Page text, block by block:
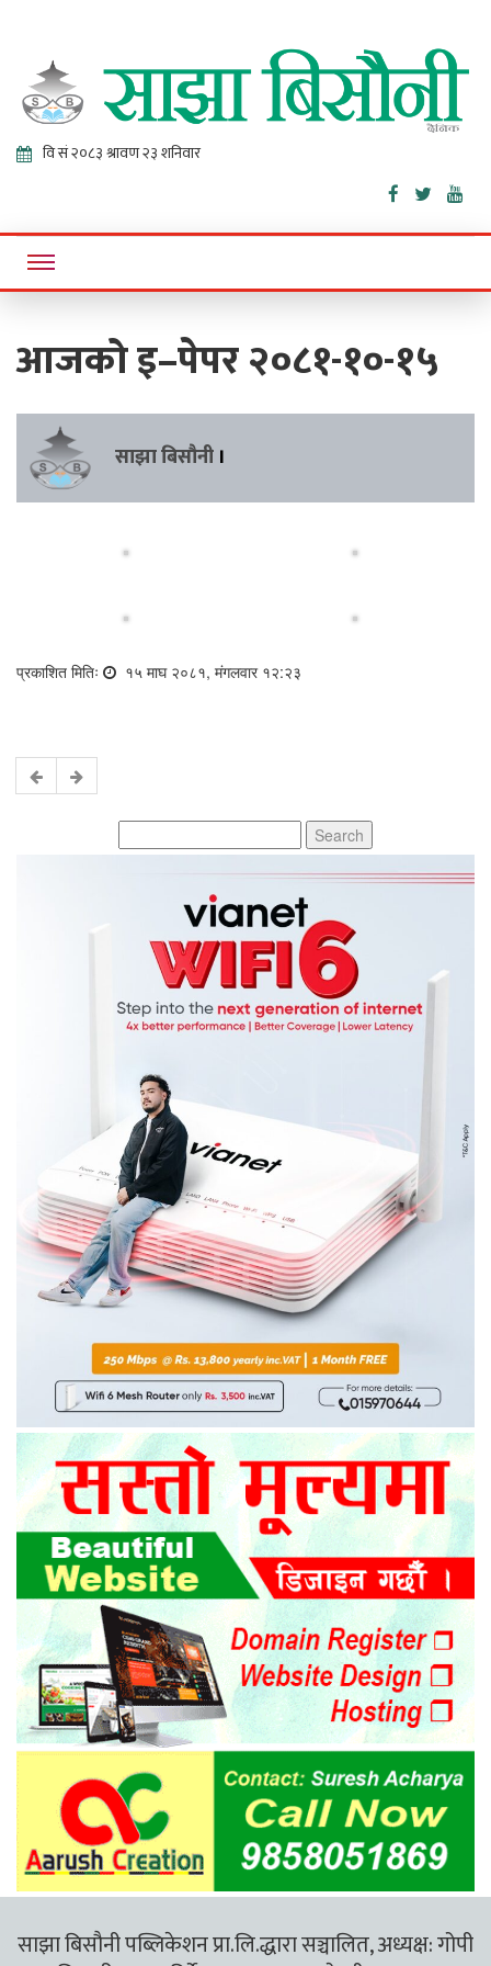
Sajha
Bisaunee
Online News Portal
आजको इ–पेपर २०८१-१०-१५
साझा बिसौनी ।
प्रकाशित मितिः १५ माघ २०८१, मंगलवार १२:२३
for:
साझा बिसौनी पब्लिकेशन प्रा.लि.द्धारा सञ्चालित, अध्यक्ष: गोपी